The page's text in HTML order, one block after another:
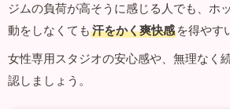
ジムの負荷が高そうに感じる人でも、ホ
動をしなくても 汗をかく爽快感 を得やす
女性専用スタジオの安心感や、無理なく
認しましょう。